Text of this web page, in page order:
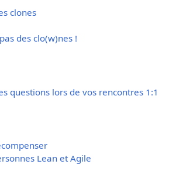
clones
des clo(w)nes !
questions lors de vos rencontres 1:1
Lean et Agile